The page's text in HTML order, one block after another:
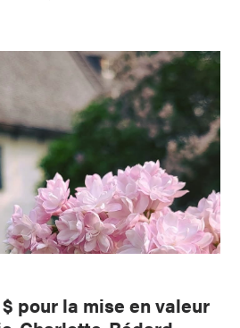
pour la mise en valeur